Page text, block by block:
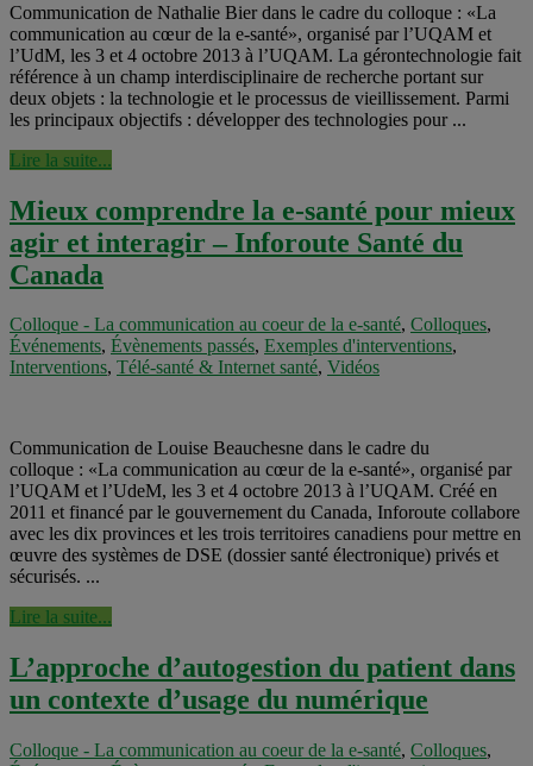
Communication de Nathalie Bier dans le cadre du colloque : «La
communication au cœur de la e-santé», organisé par l’UQAM et
l’UdM, les 3 et 4 octobre 2013 à l’UQAM. La gérontechnologie fait
référence à un champ interdisciplinaire de recherche portant sur
deux objets : la technologie et le processus de vieillissement. Parmi
les principaux objectifs : développer des technologies pour ...
Lire la suite...
Mieux comprendre la e-santé pour mieux
agir et interagir – Inforoute Santé du
Canada
Colloque - La communication au coeur de la e-santé, Colloques,
Événements, Évènements passés, Exemples d'interventions,
Interventions, Télé-santé & Internet santé, Vidéos
Communication de Louise Beauchesne dans le cadre du
colloque : «La communication au cœur de la e-santé», organisé par
l’UQAM et l’UdeM, les 3 et 4 octobre 2013 à l’UQAM. Créé en
2011 et financé par le gouvernement du Canada, Inforoute collabore
avec les dix provinces et les trois territoires canadiens pour mettre en
œuvre des systèmes de DSE (dossier santé électronique) privés et
sécurisés. ...
Lire la suite...
L’approche d’autogestion du patient dans
un contexte d’usage du numérique
Colloque - La communication au coeur de la e-santé, Colloques,